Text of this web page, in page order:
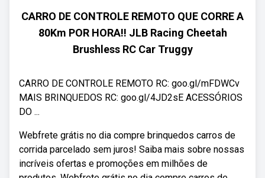
CARRO DE CONTROLE REMOTO QUE CORRE A
80Km POR HORA!! JLB Racing Cheetah
Brushless RC Car Truggy
CARRO DE CONTROLE REMOTO RC: goo.gl/mFDWCv
MAIS BRINQUEDOS RC: goo.gl/4JD2sE ACESSÓRIOS
DO ...
Webfrete grátis no dia compre brinquedos carros de
corrida parcelado sem juros! Saiba mais sobre nossas
incríveis ofertas e promoções em milhões de